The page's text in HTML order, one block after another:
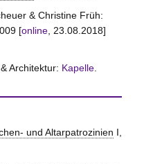
& Christine Früh:
[online, 23.08.2018]
Architektur: Kapelle.
und Altarpatrozinien I,